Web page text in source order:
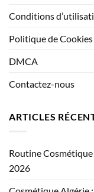
Conditions
Politique de Cookies
DMCA
Contactez-nous
ARTICLES
Routine
2026